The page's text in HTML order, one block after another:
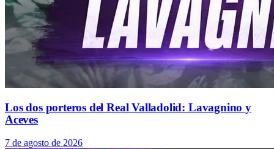
Los dos porteros del Real Valladolid: Lavagnino y
Aceves
7 de agosto de 2026